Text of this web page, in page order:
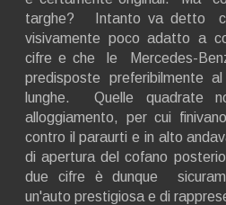
targhe? Intanto va detto
visivamente poco adatto a
cifre e che le Mercedes-
predisposte preferibilmente
lunghe. Quelle quadrate
alloggiamento, per cui
contro il paraurti e in alto
di apertura del cofano
due cifre è dunque
un'auto prestigiosa e di